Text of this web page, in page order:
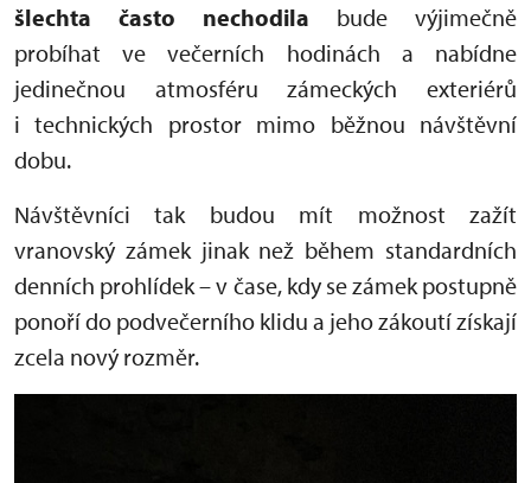
šlechta často nechodila bude výjimečně
probíhat ve večerních hodinách a nabídne
jedinečnou atmosféru zámeckých exteriérů
i technických prostor mimo běžnou návštěvní
dobu.
Návštěvníci tak budou mít možnost zažít
vranovský zámek jinak než během standardních
denních prohlídek – v čase, kdy se zámek postupně
ponoří do podvečerního klidu a jeho zákoutí získají
zcela nový rozměr.